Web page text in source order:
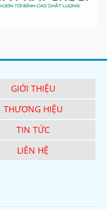
GIỚI THIỆU
THƯƠNG HIỆU
TIN TỨC
LIÊN HỆ